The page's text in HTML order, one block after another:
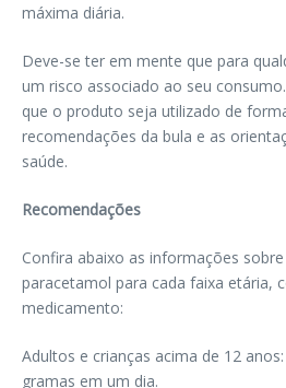
máxima diária.
Deve-se ter em mente que para
um risco associado ao seu
que o produto seja utilizado de
recomendações da bula e as
saúde.
Recomendações
Confira abaixo as informações
paracetamol para cada faixa etária,
medicamento:
Adultos e crianças acima de 12
gramas em um dia.